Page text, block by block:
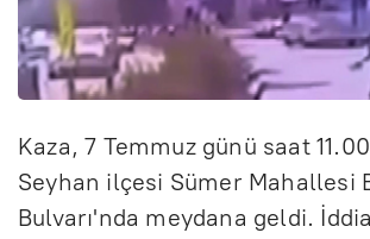
Kaza, 7 Temmuz günü saat
Seyhan ilçesi Sümer Mahallesi
Bulvarı'nda meydana geldi.